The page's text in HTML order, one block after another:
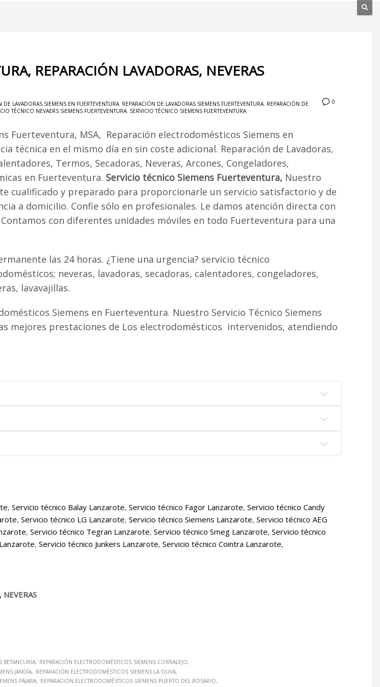
REPARACIÓN LAVADORAS, NEVERAS
0
DE LAVADORAS SIEMENS EN FUERTEVENTURA, REPARACIÓN DE LAVADORAS SIEMENS FUERTEVENTURA, REPARACIÓN DE
TÉCNICO NEVAERS SIEMENS FUERTEVENTURA, SERVICIO TÉCNICO SIEMENS FUERTEVENTURA
Fuerteventura, MSA, Reparación electrodomésticos Siemens en
técnica en el mismo día en sin coste adicional. Reparación de Lavadoras,
Termos, Secadoras, Neveras, Arcones, Congeladores,
en Fuerteventura. Servicio técnico Siemens Fuerteventura, Nuestro
cualificado y preparado para proporcionarle un servicio satisfactorio y de
a domicilio. Confie sólo en profesionales. Le damos atención directa con
con diferentes unidades móviles en todo Fuerteventura para una
las 24 horas. ¿Tiene una urgencia? servicio técnico
neveras, lavadoras, secadoras, calentadores, congeladores,
lavavajillas.
Siemens en Fuerteventura. Nuestro Servicio Técnico Siemens
mejores prestaciones de Los electrodomésticos intervenidos, atendiendo
, Servicio técnico Balay Lanzarote, Servicio técnico Fagor Lanzarote, Servicio técnico Candy
, Servicio técnico LG Lanzarote, Servicio técnico Siemens Lanzarote, Servicio técnico AEG
, Servicio técnico Tegran Lanzarote, Servicio técnico Smeg Lanzarote, Servicio técnico
, Servicio técnico Junkers Lanzarote, Servicio técnico Cointra Lanzarote,
BETANCURIA
REPARACIÓN ELECTRODOMÉSTICOS SIEMENS CORRALEJO
JANDÍA
REPARACIÓN ELECTRODOMÉSTICOS SIEMENS LA OLIVA
PÁJARA
REPARACIÓN ELECTRODOMÉSTICOS SIEMENS PUERTO DEL ROSARIO